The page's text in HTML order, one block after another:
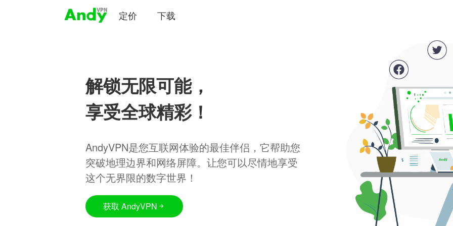
定价 下载
解锁无限可能，
享受全球精彩！
AndyVPN是您互联网体验的最佳伴侣，它帮助您
突破地理边界和网络屏障。让您可以尽情地享受
这个无界限的数字世界！
获取 AndyVPN